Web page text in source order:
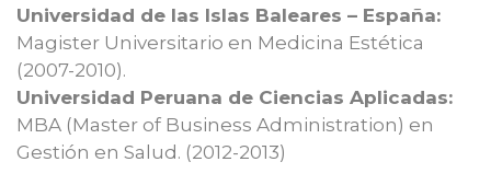
Universidad de las Islas Baleares – España:
Magister Universitario en Medicina Estética
(2007-2010).
Universidad Peruana de Ciencias Aplicadas:
MBA (Master of Business Administration) en
Gestión en Salud. (2012-2013)